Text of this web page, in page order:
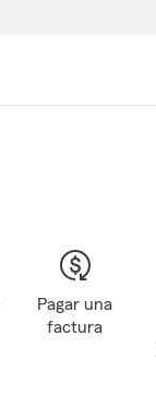
Pagar una
factura